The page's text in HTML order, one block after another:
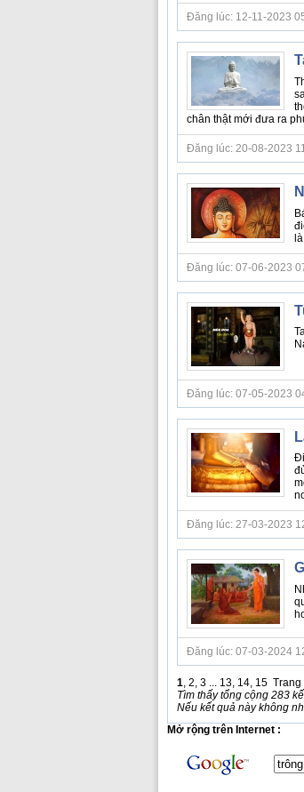
Đăng lúc: 12-11-2023
chân thật mới đưa ra
Đăng lúc: 20-08-2023
là
Đăng lúc: 07-06-2023
Đăng lúc: 07-05-2023
Đăng lúc: 27-03-2023
Đăng lúc: 07-03-2024
1, 2, 3 ... 13, 14, 15 Trang
Tìm thấy tổng cộng 283
Nếu kết quả này không
Mở rộng trên Internet :